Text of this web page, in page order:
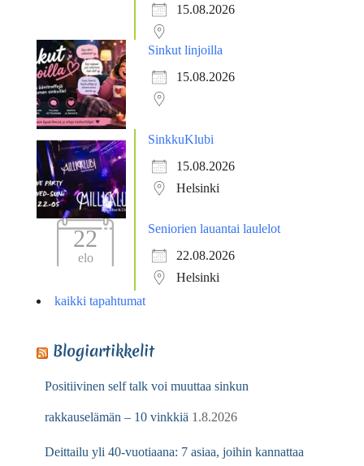
15.08.2026
Sinkut linjoilla
15.08.2026
SinkkuKlubi
15.08.2026
Helsinki
22
elo
Seniorien lauantai laulelot
22.08.2026
Helsinki
kaikki tapahtumat
Blogiartikkelit
Positiivinen self talk voi muuttaa sinkun
rakkauselämän – 10 vinkkiä 1.8.2026
Deittailu yli 40-vuotiaana: 7 asiaa, joihin kannattaa